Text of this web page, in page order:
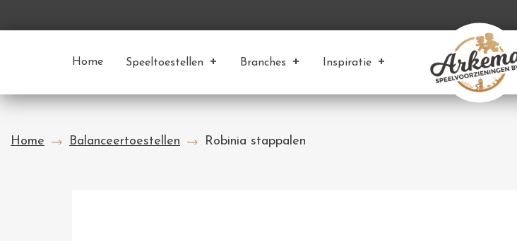
Home Speeltoestellen Branches Inspiratie
Home Balanceertoestellen Robinia stappalen